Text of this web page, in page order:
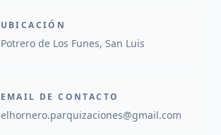
UBICACIÓN
Potrero de Los Funes, San Luis
EMAIL DE CONTACTO
elhornero.parquizaciones@gmail.com